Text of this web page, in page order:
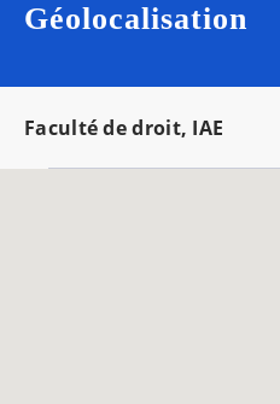
Géolocalisation
Faculté de droit, IAE